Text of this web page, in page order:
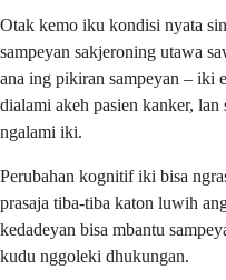
Otak kemo iku kondisi nyata
sampeyan sakjeroning utawa
ana ing pikiran sampeyan – iki
dialami akeh pasien kanker,
ngalami iki.
Perubahan kognitif iki bisa
prasaja tiba-tiba katon luwih
kedadeyan bisa mbantu
kudu nggoleki dhukungan.